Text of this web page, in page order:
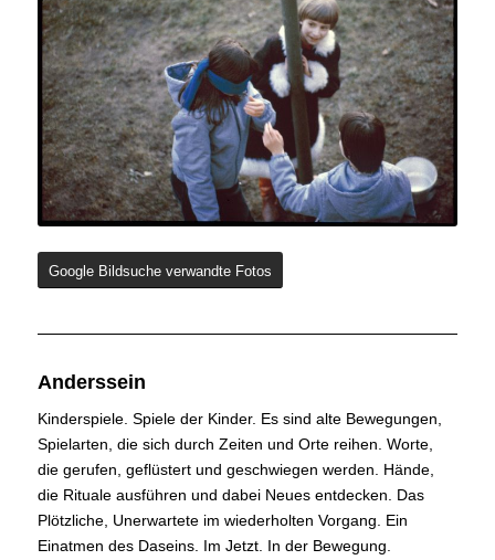
Google Bildsuche verwandte Fotos
Anderssein
Kinderspiele. Spiele der Kinder. Es sind alte Bewegungen,
Spielarten, die sich durch Zeiten und Orte reihen. Worte,
die gerufen, geflüstert und geschwiegen werden. Hände,
die Rituale ausführen und dabei Neues entdecken. Das
Plötzliche, Unerwartete im wiederholten Vorgang. Ein
Einatmen des Daseins. Im Jetzt. In der Bewegung.